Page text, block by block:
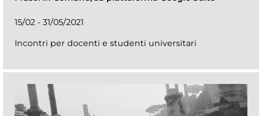
15/02 - 31/05/2021
Incontri per docenti e studenti universitari